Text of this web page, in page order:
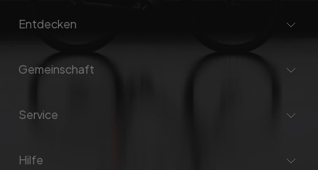
Entdecken
Gemeinschaft
Service
Hilfe